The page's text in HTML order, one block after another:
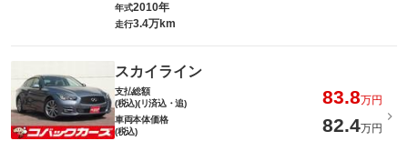
年式2010年
走行3.4万km
スカイライン
支払総額
(税込)(リ済込・追)
83.8万円
車両本体価格
(税込)
82.4万円